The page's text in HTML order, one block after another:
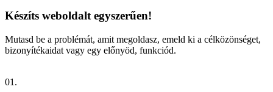
Készíts weboldalt egyszerűen!
Mutasd be a problémát, amit megoldasz, emeld ki a célközönséget,
bizonyítékaidat vagy egy előnyöd, funkciód.
01.